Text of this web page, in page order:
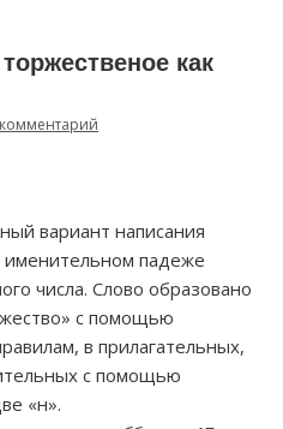
как
вариант написания
именительном падеже
числа. Слово образовано
с помощью
в прилагательных,
с помощью
«н».